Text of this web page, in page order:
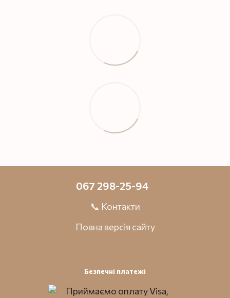
067 298-25-94
📞 Контакти
Повна версія сайту
Безпечні платежі